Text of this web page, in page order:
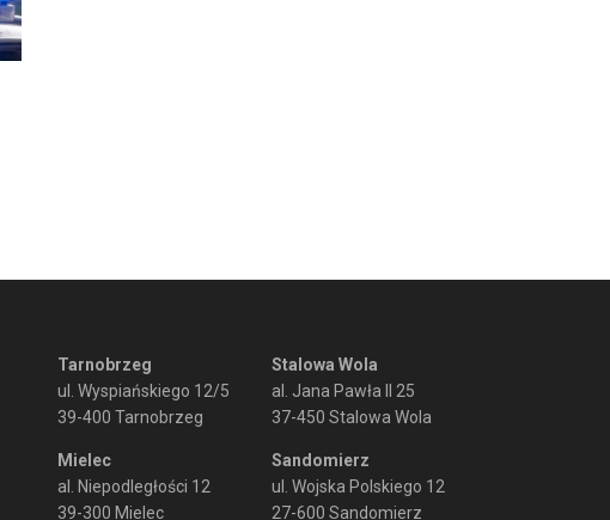
Tarnobrzeg
ul. Wyspiańskiego 12/5
39-400 Tarnobrzeg
Mielec
al. Niepodległości 12
39-300 Mielec
Stalowa Wola
al. Jana Pawła II 25
37-450 Stalowa Wola
Sandomierz
ul. Wojska Polskiego 12
27-600 Sandomierz